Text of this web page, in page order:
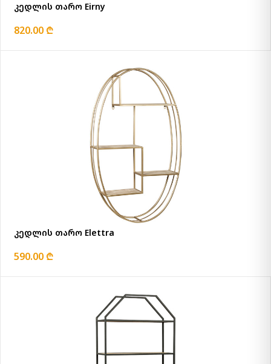
კედლის თარო Eirny
820.00 ₾
კედლის თარო Elettra
590.00 ₾